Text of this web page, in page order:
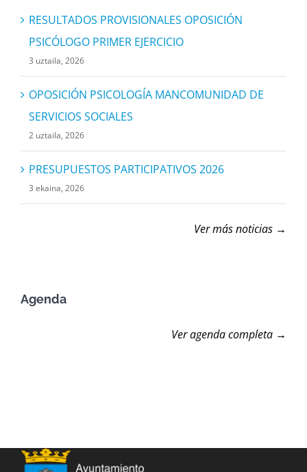
RESULTADOS PROVISIONALES OPOSICIÓN
PSICÓLOGO PRIMER EJERCICIO
3 uztaila, 2026
OPOSICIÓN PSICOLOGÍA MANCOMUNIDAD DE
SERVICIOS SOCIALES
2 uztaila, 2026
PRESUPUESTOS PARTICIPATIVOS 2026
3 ekaina, 2026
Ver más noticias →
Agenda
Ver agenda completa →